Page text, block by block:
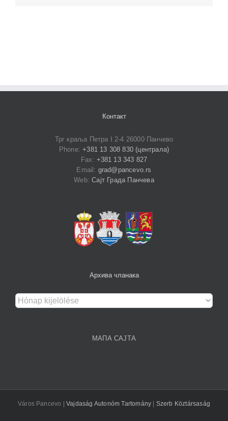
Контакт
Трг краља Петра I 2-4 26000 Панчево
Phone:+381 13 308 830 (централа)
Fax: +381 13 343 827
Email: grad@pancevo.rs
Web:Сајт Града Панчева
Архива чланака
Архива
чланака
МАПА САЈТА
Város Pancevo |Vajdaság Autonóm Tartomány Szerb Köztársaság